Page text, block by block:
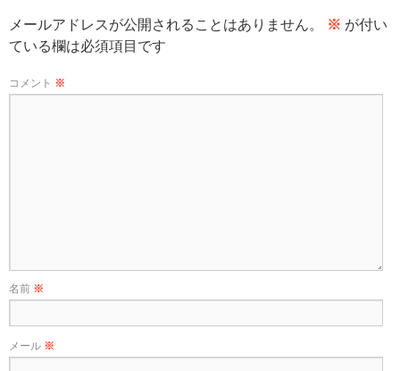
メールアドレスが公開されることはありません。 ※ が付い
ている欄は必須項目です
コメント ※
名前 ※
メール ※